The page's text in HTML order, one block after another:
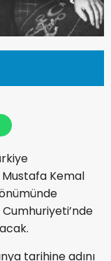
Mustafa Kemal
Cumhuriyeti’nde
tarihine adını